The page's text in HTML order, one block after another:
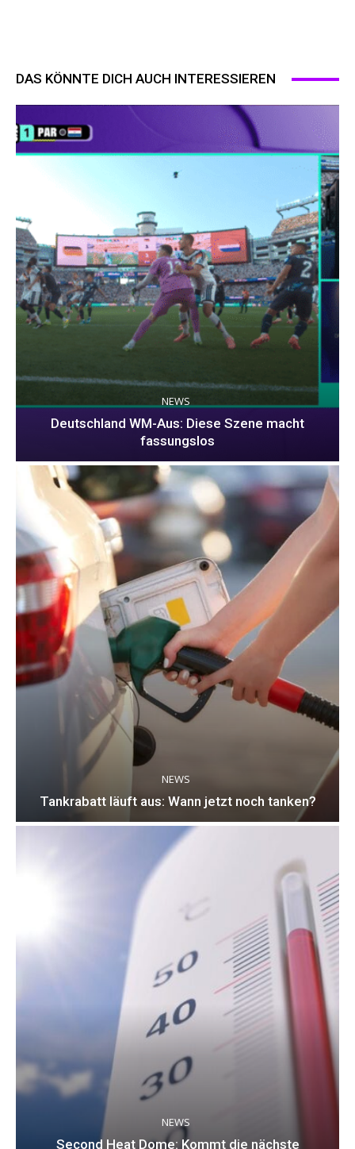
DAS KÖNNTE DICH AUCH INTERESSIEREN
NEWS
Deutschland WM-Aus: Diese Szene macht
fassungslos
NEWS
Tankrabatt läuft aus: Wann jetzt noch tanken?
NEWS
Second Heat Dome: Kommt die nächste